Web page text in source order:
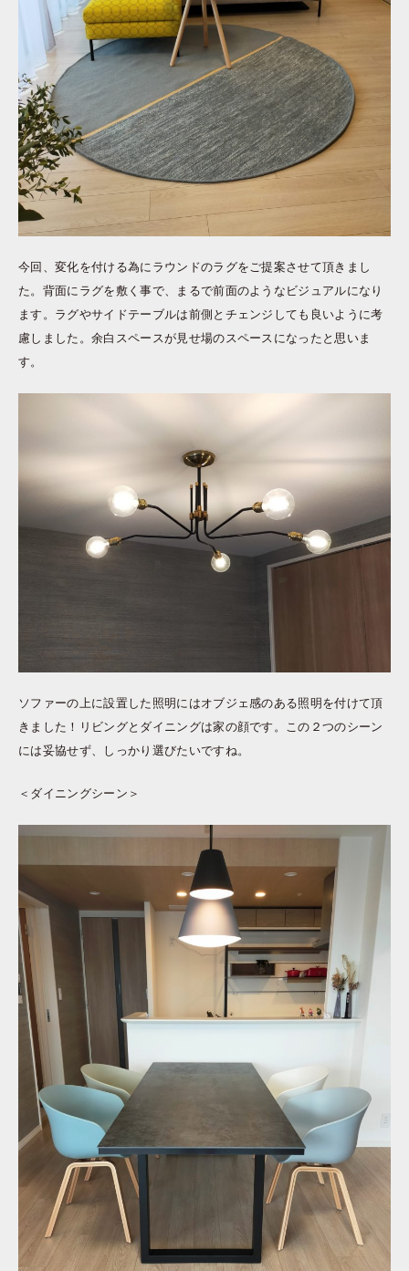
今回、変化を付ける為にラウンドのラグをご提案させて頂きまし
た。背面にラグを敷く事で、まるで前面のようなビジュアルになり
ます。ラグやサイドテーブルは前側とチェンジしても良いように考
慮しました。余白スペースが見せ場のスペースになったと思いま
す。
ソファーの上に設置した照明にはオブジェ感のある照明を付けて頂
きました！リビングとダイニングは家の顔です。この２つのシーン
には妥協せず、しっかり選びたいですね。
＜ダイニングシーン＞